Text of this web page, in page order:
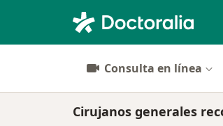
Consulta en línea
Cirujanos generales